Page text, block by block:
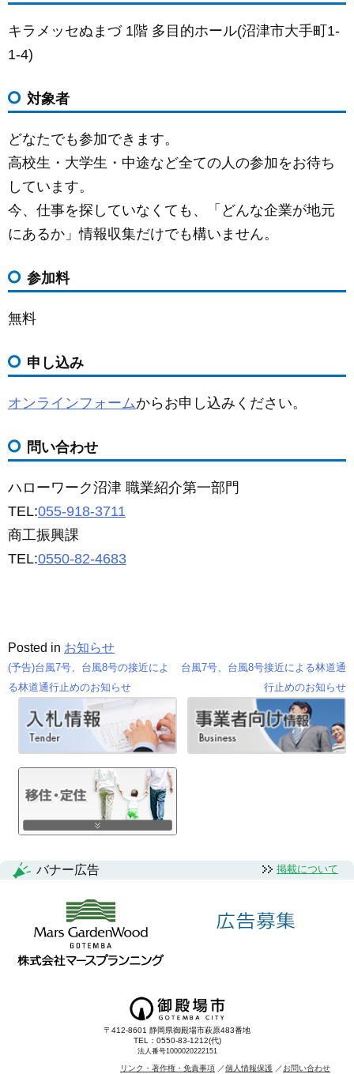
キラメッセぬまづ 1階 多目的ホール(沼津市大手町1-
1-4)
対象者
どなたでも参加できます。
高校生・大学生・中途など全ての人の参加をお待ち
しています。
今、仕事を探していなくても、「どんな企業が地元
にあるか」情報収集だけでも構いません。
参加料
無料
申し込み
オンラインフォームからお申し込みください。
問い合わせ
ハローワーク沼津 職業紹介第一部門
TEL:055-918-3711
商工振興課
TEL:0550-82-4683
Posted in お知らせ
投
ビ
ー
シ
(予告)台風7号、台風8号の接近によ
る林道通行止めのお知らせ
台風7号、台風8号接近による林道通
行止めのお知らせ
バナー広告 掲載について
〒412-8601 静岡県御殿場市萩原483番地
TEL：0550-83-1212(代)
法人番号1000020222151
リンク・著作権・免責事項 個人情報保護 お問い合わせ